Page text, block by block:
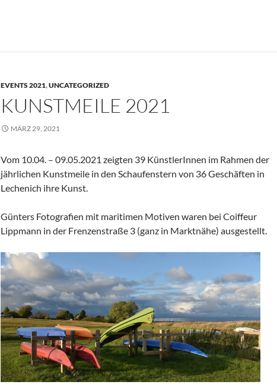
EVENTS 2021,UNCATEGORIZED
KUNSTMEILE 2021
MÄRZ 29, 2021
Vom 10.04. – 09.05.2021 zeigten 39 KünstlerInnen im Rahmen der
jährlichen Kunstmeile in den Schaufenstern von 36 Geschäften in
Lechenich ihre Kunst.
Günters Fotografien mit maritimen Motiven waren bei Coiffeur
Lippmann in der Frenzenstraße 3 (ganz in Marktnähe) ausgestellt.